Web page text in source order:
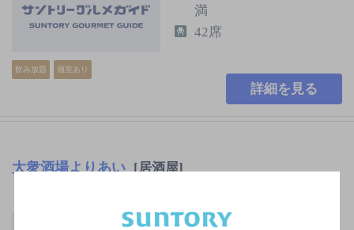
飲み放題 個室あり
満
42席
詳細を見る
大衆酒場よりあい [居酒屋]
ＪＲ山陽本線 西明石